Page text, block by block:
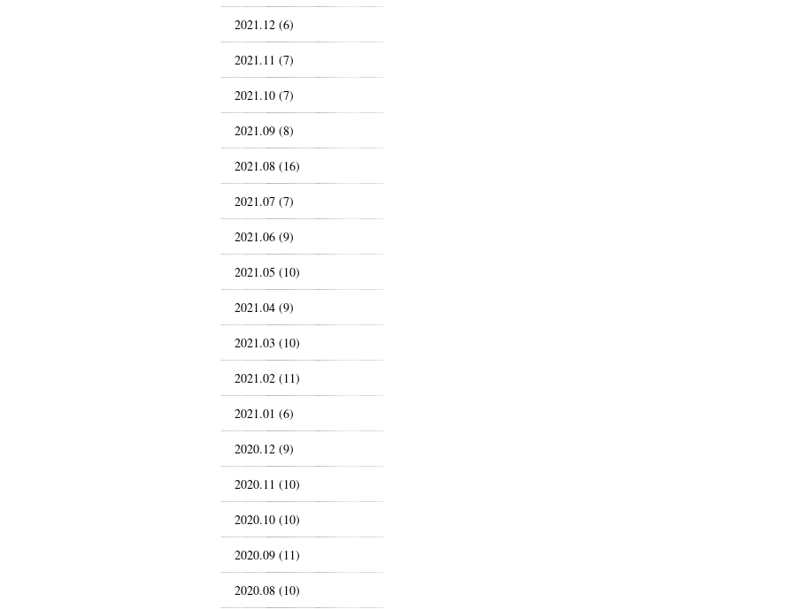
2021.12 (6)
2021.11 (7)
2021.10 (7)
2021.09 (8)
2021.08 (16)
2021.07 (7)
2021.06 (9)
2021.05 (10)
2021.04 (9)
2021.03 (10)
2021.02 (11)
2021.01 (6)
2020.12 (9)
2020.11 (10)
2020.10 (10)
2020.09 (11)
2020.08 (10)